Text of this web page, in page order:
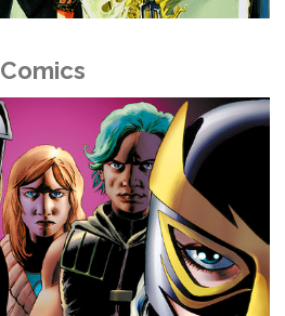
Comics